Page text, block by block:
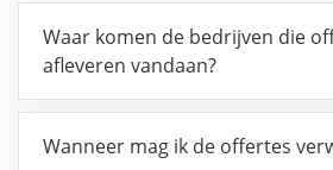
Waar komen de bedrijven die
afleveren vandaan?
Wanneer mag ik de offertes